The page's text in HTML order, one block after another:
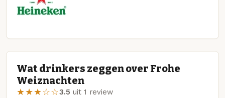
Wat drinkers zeggen over Frohe
Weiznachten
★★★☆☆3.5 uit 1 review